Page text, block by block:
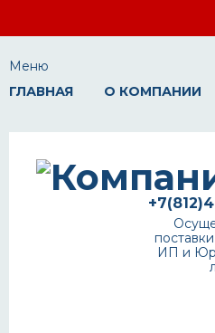
Меню
ГЛАВНАЯ
О КОМПАНИИ
ИП и